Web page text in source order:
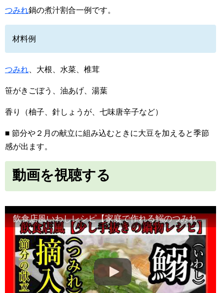
つみれ鍋の煮汁割合一例です。
材料例
つみれ 、大根、水菜、椎茸
笹がきごぼう、油あげ、湯葉
香り（柚子、針しょうが、七味唐辛子など）
■ 節分や２月の献立に組み込むときに大豆を加えると季節
感が出ます。
動画を視聴する
飲食店風いわしレシピ【家庭で作れる鰯のつみれ鍋】節分の献立・煮物がわり・紙鍋・小鍋・Japanese food